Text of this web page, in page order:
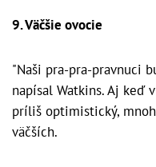
9. Väčšie ovocie
"Naši pra-pra-pravnuci
napísal Watkins. Aj keď
príliš optimistický,
väčších.